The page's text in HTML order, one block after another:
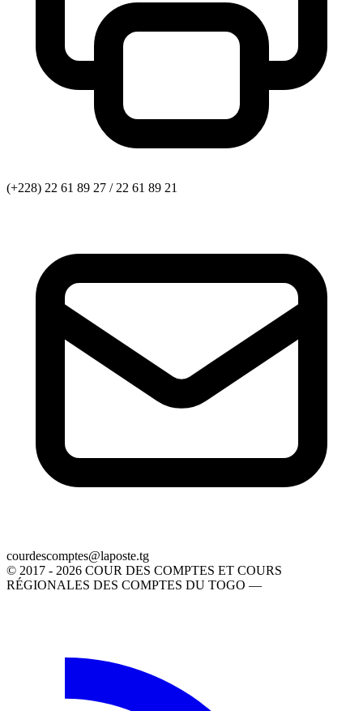
(+228) 22 61 89 27 / 22 61 89 21
gt.etsopal@setpmocsedruoc
© 2017 - 2026 COUR DES COMPTES ET COURS
RÉGIONALES DES COMPTES DU TOGO —